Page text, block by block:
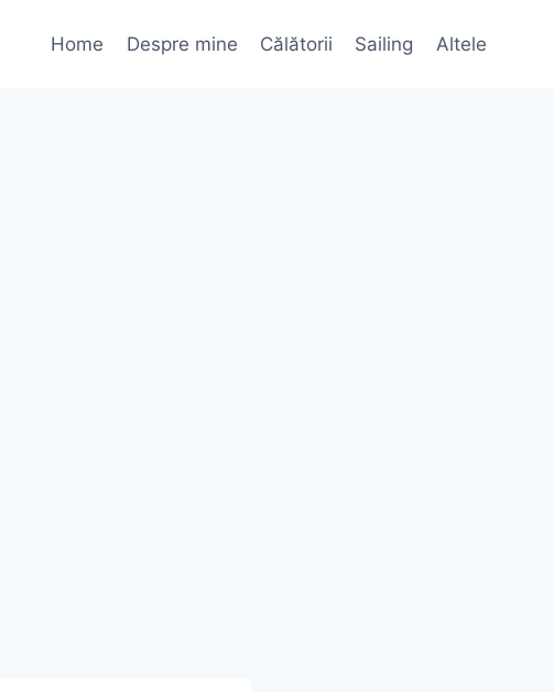
Home Despre mine Călătorii Sailing Altele